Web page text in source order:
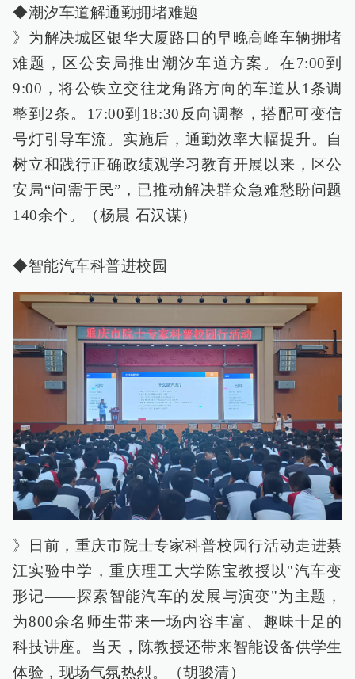
◆潮汐车道解通勤拥堵难题
》为解决城区银华大厦路口的早晚高峰车辆拥堵
难题，区公安局推出潮汐车道方案。在7:00到
9:00，将公铁立交往龙角路方向的车道从1条调
整到2条。17:00到18:30反向调整，搭配可变信
号灯引导车流。实施后，通勤效率大幅提升。自
树立和践行正确政绩观学习教育开展以来，区公
安局“问需于民”，已推动解决群众急难愁盼问题
140余个。（杨晨 石汉谋）
◆智能汽车科普进校园
》日前，重庆市院士专家科普校园行活动走进綦
江实验中学，重庆理工大学陈宝教授以"汽车变
形记——探索智能汽车的发展与演变"为主题，
为800余名师生带来一场内容丰富、趣味十足的
科技讲座。当天，陈教授还带来智能设备供学生
体验，现场气氛热烈。（胡骏清）